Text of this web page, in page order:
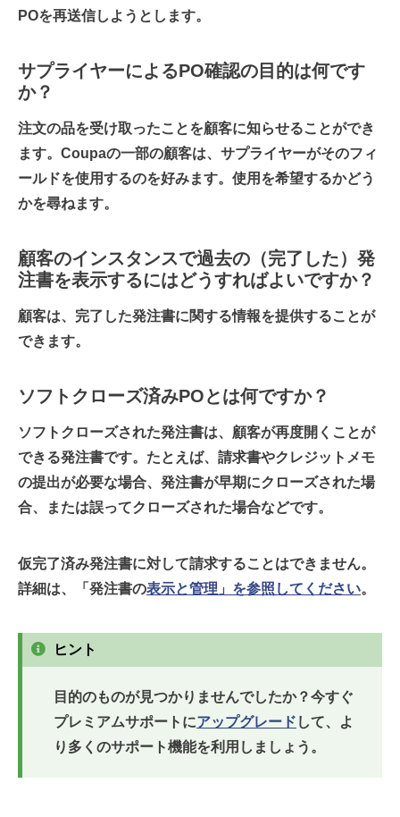
POを再送信しようとします。
サプライヤーによるPO確認の目的は何です
か？
注文の品を受け取ったことを顧客に知らせることができ
ます。Coupaの一部の顧客は、サプライヤーがそのフィ
ールドを使用するのを好みます。使用を希望するかどう
かを尋ねます。
顧客のインスタンスで過去の（完了した）発
注書を表示するにはどうすればよいですか？
顧客は、完了した発注書に関する情報を提供することが
できます。
ソフトクローズ済みPOとは何ですか？
ソフトクローズされた発注書は、顧客が再度開くことが
できる発注書です。たとえば、請求書やクレジットメモ
の提出が必要な場合、発注書が早期にクローズされた場
合、または誤ってクローズされた場合などです。
仮完了済み発注書に対して請求することはできません。
詳細は、「発注書の表示と管理」を参照してください。
ヒント
目的のものが見つかりませんでしたか？今すぐ
プレミアムサポートにアップグレード して、よ
り多くのサポート機能を利用しましょう。